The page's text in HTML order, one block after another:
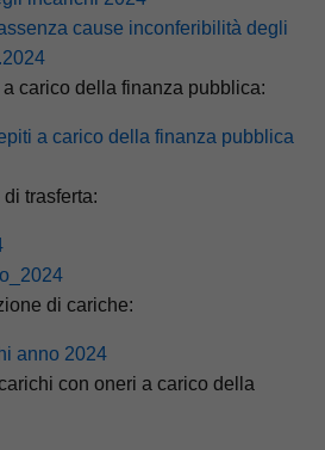
cause inconferibilità degli
carico della finanza pubblica:
a carico della finanza pubblica
trasferta:
di cariche:
anno 2024
con oneri a carico della